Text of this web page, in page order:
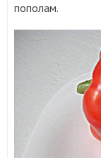
пополам.